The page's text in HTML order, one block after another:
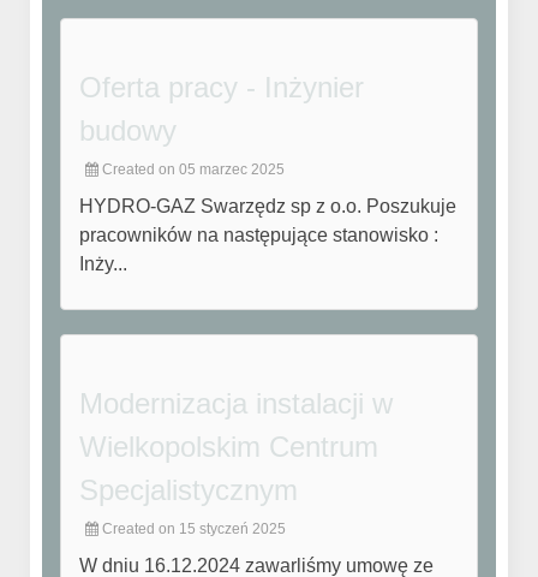
Oferta pracy - Inżynier
budowy
Created on 05 marzec 2025
HYDRO-GAZ Swarzędz sp z o.o. Poszukuje
pracowników na następujące stanowisko :
Inży...
Modernizacja instalacji w
Wielkopolskim Centrum
Specjalistycznym
Created on 15 styczeń 2025
W dniu 16.12.2024 zawarliśmy umowę ze